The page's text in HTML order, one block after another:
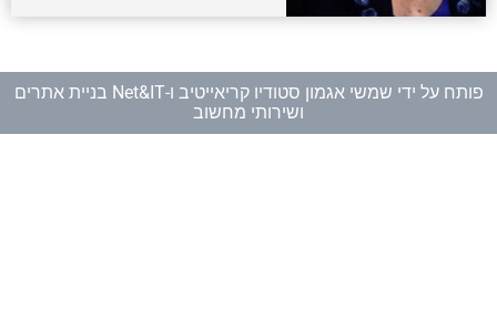
פותח על ידי שמשי אגמון סטודיו קריאייטיב ו-
Net&IT בניית אתרים
ושירותי מחשוב